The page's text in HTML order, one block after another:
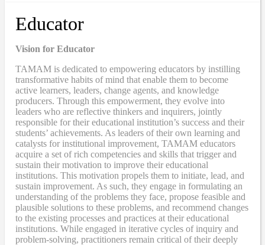
Educator
Vision for Educator
TAMAM is dedicated to empowering educators by instilling
transformative habits of mind that enable them to become
active learners, leaders, change agents, and knowledge
producers. Through this empowerment, they evolve into
leaders who are reflective thinkers and inquirers, jointly
responsible for their educational institution’s success and their
students’ achievements. As leaders of their own learning and
catalysts for institutional improvement, TAMAM educators
acquire a set of rich competencies and skills that trigger and
sustain their motivation to improve their educational
institutions. This motivation propels them to initiate, lead, and
sustain improvement. As such, they engage in formulating an
understanding of the problems they face, propose feasible and
plausible solutions to these problems, and recommend changes
to the existing processes and practices at their educational
institutions. While engaged in iterative cycles of inquiry and
problem-solving, practitioners remain critical of their deeply